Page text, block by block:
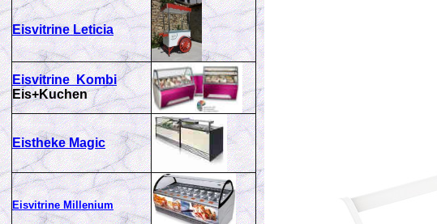
Eisvitrine Leticia
Eisvitrine Kombi
Eis+Kuchen
Eistheke Magic
Eisvitrine Millenium